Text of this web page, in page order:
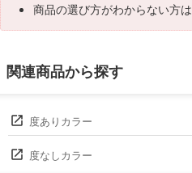
商品の選び方がわからない方は
関連商品から探す
度ありカラー
度なしカラー